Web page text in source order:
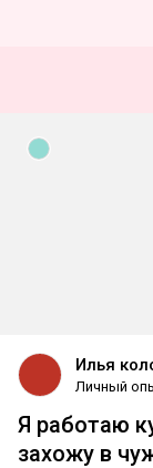
Илья
Личный
Я работаю
захожу в